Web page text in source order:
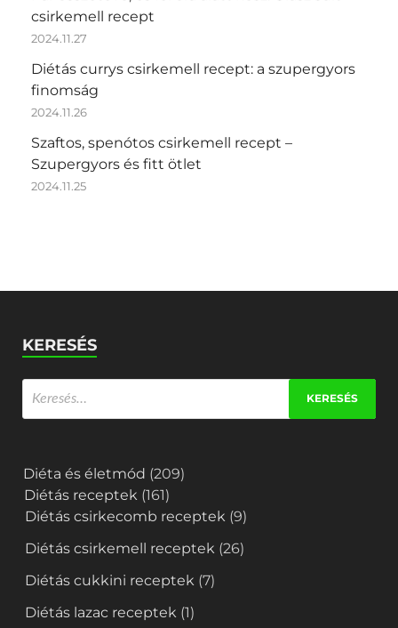
csirkemell recept
2024.11.27
Diétás currys csirkemell recept: a szupergyors
finomság
2024.11.26
Szaftos, spenótos csirkemell recept –
Szupergyors és fitt ötlet
2024.11.25
KERESÉS
Diéta és életmód (209)
Diétás receptek (161)
Diétás csirkecomb receptek (9)
Diétás csirkemell receptek (26)
Diétás cukkini receptek (7)
Diétás lazac receptek (1)